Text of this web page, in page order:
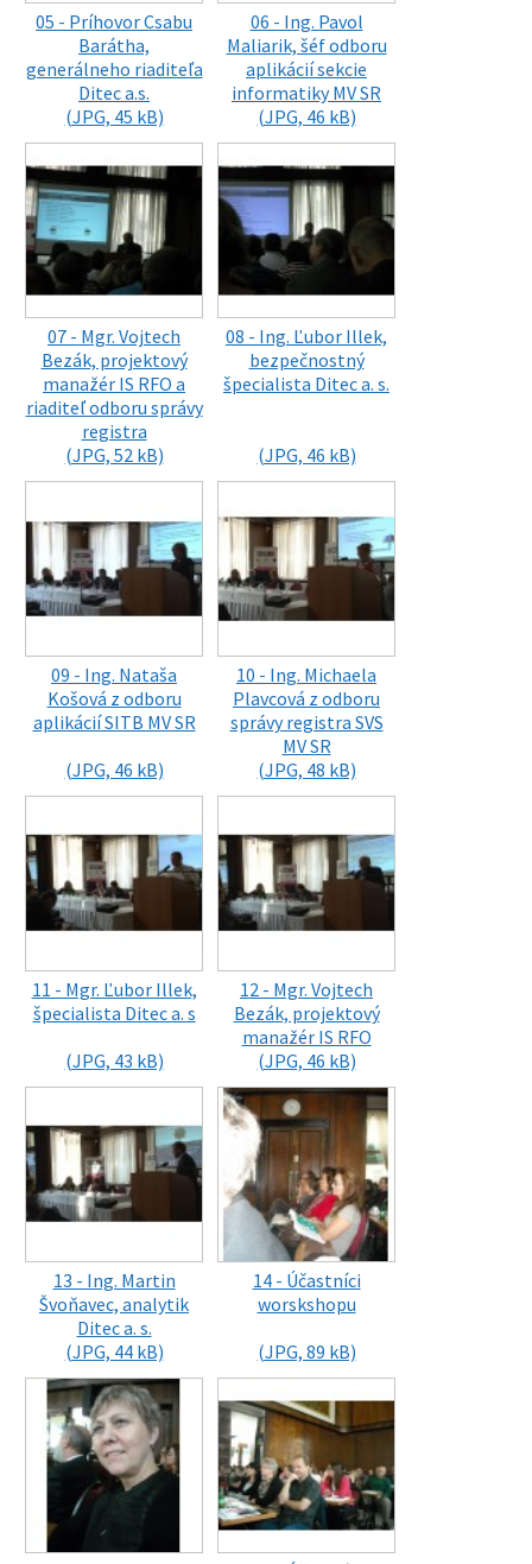
05 - Príhovor Csabu
Barátha,
generálneho riaditeľa
Ditec a.s.
(JPG, 45 kB)
06 - Ing. Pavol
Maliarik, šéf odboru
aplikácií sekcie
informatiky MV SR
(JPG, 46 kB)
07 - Mgr. Vojtech
Bezák, projektový
manažér IS RFO a
riaditeľ odboru správy
registra
(JPG, 52 kB)
08 - Ing. Ľubor Illek,
bezpečnostný
špecialista Ditec a. s.
(JPG, 46 kB)
09 - Ing. Nataša
Košová z odboru
aplikácií SITB MV SR
(JPG, 46 kB)
10 - Ing. Michaela
Plavcová z odboru
správy registra SVS
MV SR
(JPG, 48 kB)
11 - Mgr. Ľubor Illek,
špecialista Ditec a. s
(JPG, 43 kB)
12 - Mgr. Vojtech
Bezák, projektový
manažér IS RFO
(JPG, 46 kB)
13 - Ing. Martin
Švoňavec, analytik
Ditec a. s.
(JPG, 44 kB)
14 - Účastníci
worskshopu
(JPG, 89 kB)